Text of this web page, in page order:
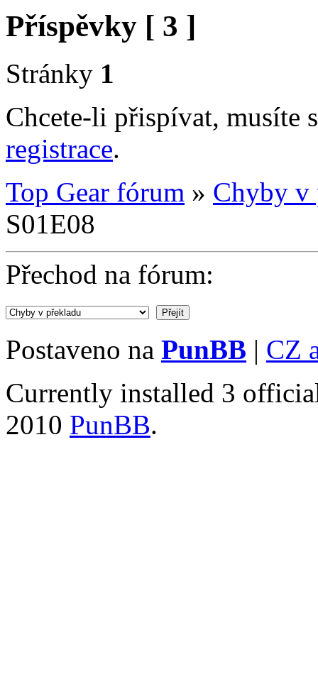
Příspěvky [ 3 ]
Stránky 1
Chcete-li přispívat, musíte
registrace.
Top Gear fórum » Chyby v
S01E08
Přechod na fórum:
Postaveno na PunBB | CZ
Currently installed 3
2010 PunBB.